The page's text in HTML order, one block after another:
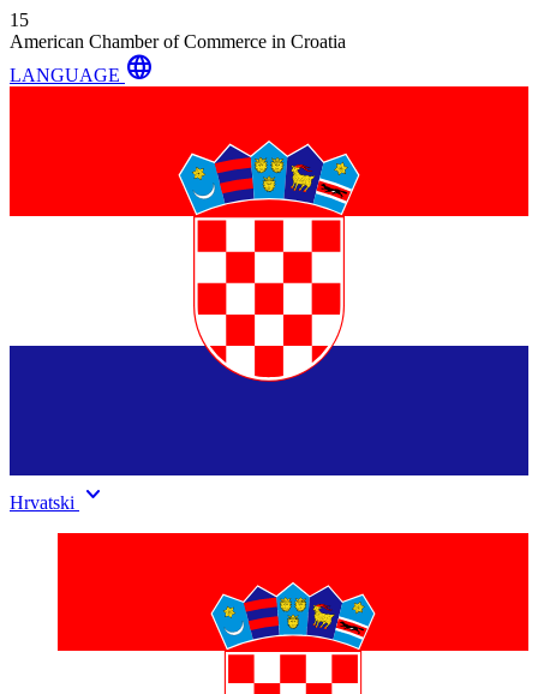
15
American Chamber of Commerce in Croatia
LANGUAGE language
Hrvatski keyboard_arrow_down